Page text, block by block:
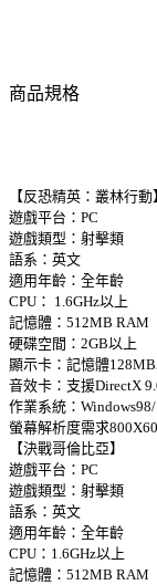
商品規格
【反恐精英：叢林行動
遊戲平台：PC
遊戲類型：射擊類
語系：英文
適用年齡：全年齡
CPU： 1.6GHz以上
記憶體：512MB RAM
硬碟空間：2GB以上
顯示卡：記憶體
音效卡：支援DirectX
作業系統：
螢幕解析度需求
【決戰哥倫比亞】
遊戲平台：PC
遊戲類型：射擊類
語系：英文
適用年齡：全年齡
CPU：1.6GHz以上
記憶體：512MB RAM